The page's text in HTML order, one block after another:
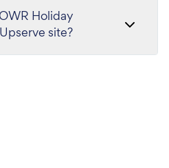
Holiday
site?